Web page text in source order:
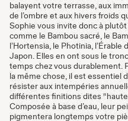
balayent votre terrasse, aux
de l’ombre et aux hivers froids
Sophie vous invite donc à
comme le Bambou sacré, le
l’Hortensia, le Photinia, l’Érable
Japon. Elles en ont sous le
temps chez vous durablement.
la même chose, il est essentiel
résister aux intempéries
différentes finitions dites
Composée à base d’eau, leur
pigmentera longtemps votre